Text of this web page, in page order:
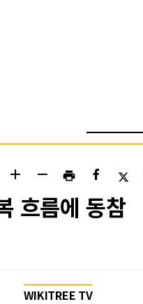
add remove print
흐름에 동참
WIKITREE TV